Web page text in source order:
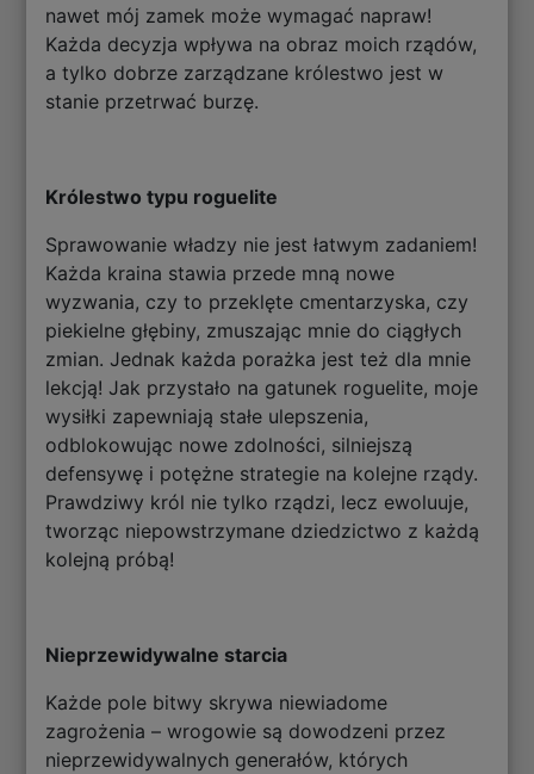
nawet mój zamek może wymagać napraw!
Każda decyzja wpływa na obraz moich rządów,
a tylko dobrze zarządzane królestwo jest w
stanie przetrwać burzę.
Królestwo typu roguelite
Sprawowanie władzy nie jest łatwym zadaniem!
Każda kraina stawia przede mną nowe
wyzwania, czy to przeklęte cmentarzyska, czy
piekielne głębiny, zmuszając mnie do ciągłych
zmian. Jednak każda porażka jest też dla mnie
lekcją! Jak przystało na gatunek roguelite, moje
wysiłki zapewniają stałe ulepszenia,
odblokowując nowe zdolności, silniejszą
defensywę i potężne strategie na kolejne rządy.
Prawdziwy król nie tylko rządzi, lecz ewoluuje,
tworząc niepowstrzymane dziedzictwo z każdą
kolejną próbą!
Nieprzewidywalne starcia
Każde pole bitwy skrywa niewiadome
zagrożenia – wrogowie są dowodzeni przez
nieprzewidywalnych generałów, których